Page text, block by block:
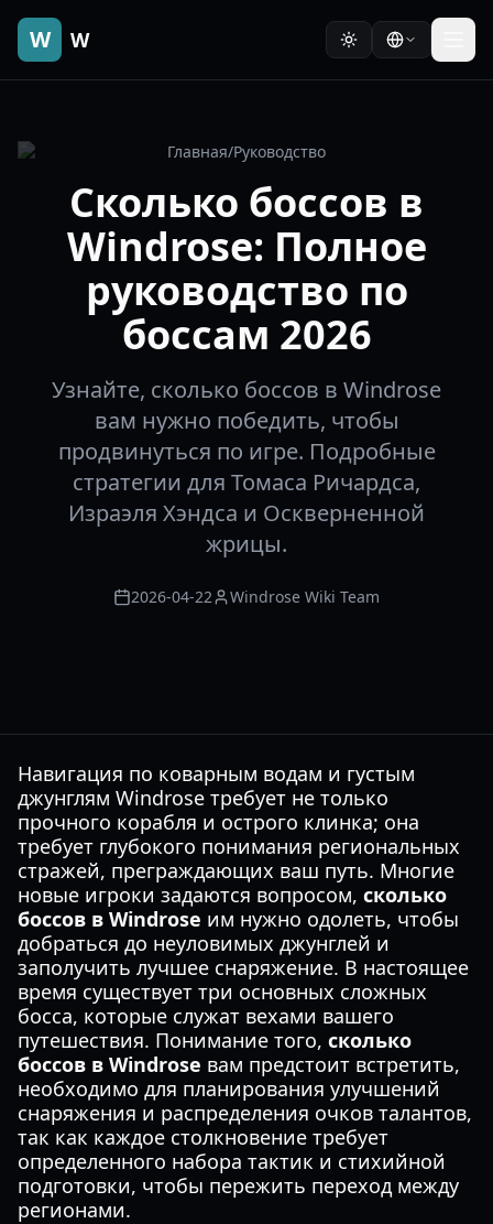
W W
Главная/Руководство
Сколько боссов в
Windrose: Полное
руководство по
боссам 2026
Узнайте, сколько боссов в Windrose
вам нужно победить, чтобы
продвинуться по игре. Подробные
стратегии для Томаса Ричардса,
Израэля Хэндса и Оскверненной
жрицы.
2026-04-22 Windrose Wiki Team
Навигация по коварным водам и густым
джунглям Windrose требует не только
прочного корабля и острого клинка; она
требует глубокого понимания региональных
стражей, преграждающих ваш путь. Многие
новые игроки задаются вопросом, сколько
боссов в Windrose им нужно одолеть, чтобы
добраться до неуловимых джунглей и
заполучить лучшее снаряжение. В настоящее
время существует три основных сложных
босса, которые служат вехами вашего
путешествия. Понимание того, сколько
боссов в Windrose вам предстоит встретить,
необходимо для планирования улучшений
снаряжения и распределения очков талантов,
так как каждое столкновение требует
определенного набора тактик и стихийной
подготовки, чтобы пережить переход между
регионами.